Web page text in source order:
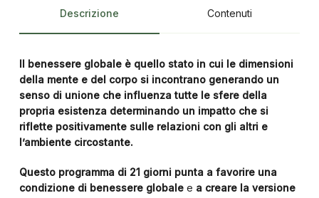
Descrizione Contenuti
Il benessere globale è quello stato in cui le dimensioni
della mente e del corpo si incontrano generando un
senso di unione che influenza tutte le sfere della
propria esistenza determinando un impatto che si
riflette positivamente sulle relazioni con gli altri e
l’ambiente circostante.
Questo programma di 21 giorni punta a favorire una
condizione di benessere globalee a creare la versione